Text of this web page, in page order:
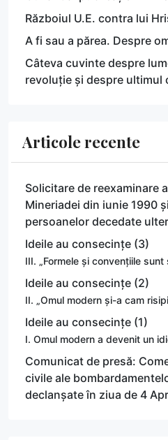
Războiul U.E. contra lui
A fi sau a părea. Despre
Câteva cuvinte despre
revoluție și despre ultimul
Articole recente
Solicitare de reexaminare
Mineriadei din iunie 1990
persoanelor decedate
Ideile au consecințe (3)
III. „Formele și convențiile
Ideile au consecințe (2)
II. „Omul modern și-a cam
Ideile au consecințe (1)
I. Omul modern a devenit un
Comunicat de presă:
civile ale
declanșate în ziua de 4